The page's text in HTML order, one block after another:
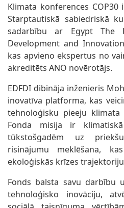
Klimata konferences COP30
Starptautiskā sabiedriskā
sadarbību ar Egypt The
Development and
kas apvieno ekspertus no
akreditēts ANO novērotājs.
EDFDI dibināja inženieris
inovatīva platforma, kas
tehnoloģisku pieeju klimata
Fonda misija ir
tūkstošgadēm uz
risinājumu meklēšana,
ekoloģiskās krīzes
Fonds balsta savu darbību
tehnoloģisko inovāciju,